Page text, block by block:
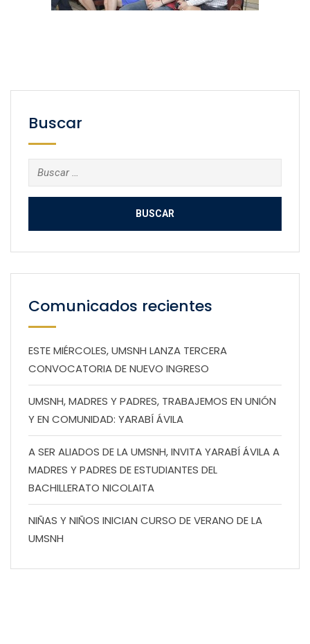
Buscar
Buscar:
Comunicados recientes
ESTE MIÉRCOLES, UMSNH LANZA TERCERA
CONVOCATORIA DE NUEVO INGRESO
UMSNH, MADRES Y PADRES, TRABAJEMOS EN UNIÓN
Y EN COMUNIDAD: YARABÍ ÁVILA
A SER ALIADOS DE LA UMSNH, INVITA YARABÍ ÁVILA A
MADRES Y PADRES DE ESTUDIANTES DEL
BACHILLERATO NICOLAITA
NIÑAS Y NIÑOS INICIAN CURSO DE VERANO DE LA
UMSNH